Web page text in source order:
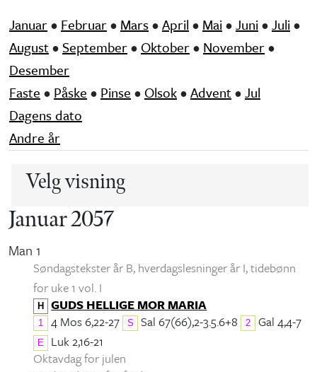
Januar• Februar• Mars•April • Mai•Juni•Juli•
August• September• Oktober• November•
Desember
Faste • Påske • Pinse • Olsok•Advent•Jul
Dagens dato
Andre år
Velg visning
Januar 2057
Man 1
Søndagstekster år B, hverdagslesninger år I, tidebønn
for uke 1 vol. I
H GUDS HELLIGE MOR MARIA
1 4 Mos 6,22-27 S Sal 67(66),2-3.5.6+8 2 Gal 4,4-7
E
Luk 2,16-21
Oktavdag for julen